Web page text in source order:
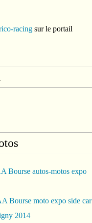
racing sur le portail
Bourse autos-motos expo
Bourse moto expo side car
2014